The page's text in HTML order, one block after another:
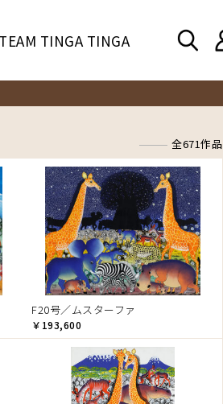
TINGA TINGA
全671作品
F20号／ムスターファ
￥193,600